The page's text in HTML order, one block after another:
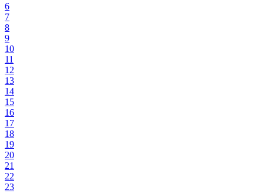
6
7
8
9
10
11
12
13
14
15
16
17
18
19
20
21
22
23